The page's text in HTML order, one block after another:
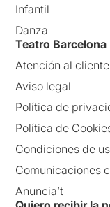
Infantil
Danza
Teatro
Atención al cliente
Aviso legal
Política de
Política de
Condiciones de
Comunicaciones
Anuncia’t